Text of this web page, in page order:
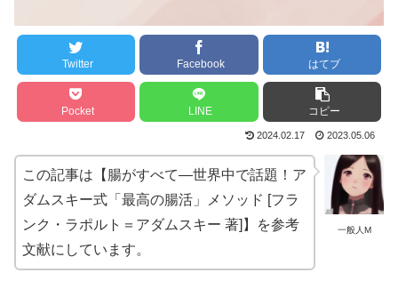
Twitter Facebook はてブ
Pocket LINE コピー
2024.02.17 2023.05.06
一般人M
この記事は【腸がすべて―世界中で話題！ア
ダムスキー式「最高の腸活」メソッド [フラ
ンク・ラポルト＝アダムスキー 著]】を参考
文献にしています。